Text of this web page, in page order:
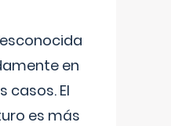
en
casos. El
es más